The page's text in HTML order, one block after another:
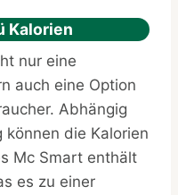
Kalorien
nur eine
auch eine Option
Abhängig
die Kalorien
Mc Smart enthält
es zu einer